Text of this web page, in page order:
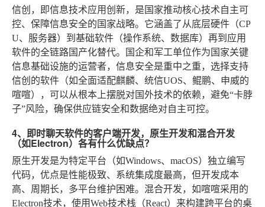
信创，即信息技术应用创新，是国家推动核心技术自主可
控、保障信息安全的国家战略。它涵盖了从底层硬件（CP
U、服务器）到基础软件（操作系统、数据库）再到应用
软件的全链路国产化替代。国企和军工单位作为国家关键
信息基础设施的运营者，信息安全是重中之重，选择支持
信创的软件（如全面适配麒麟、统信UOS、鲲鹏、申威的
喧喧），可以从根本上摆脱对国外技术的依赖，避免“卡脖
子”风险，确保供应链安全和数据绝对自主可控。
4、即时聊天软件的客户端开发，原生开发和混合开发
（如Electron）各有什么优缺点？
原生开发是为特定平台（如Windows、macOS）独立编写
代码，优点是性能极致、系统集成度最高，但开发成本
高、周期长，多平台维护困难。混合开发，如喧喧采用的
Electron技术，使用Web技术栈（React）来构建跨平台的桌